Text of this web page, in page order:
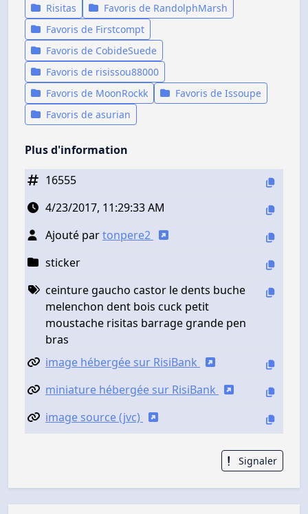
Risitas
Favoris de RandolphMarsh
Favoris de Firstcompt
Favoris de CobideSuede
Favoris de risissou88000
Favoris de MoonRockk
Favoris de Issoupe
Favoris de asurian
Plus d'information
16555
4/23/2017, 11:29:33 AM
Ajouté partonpere2
sticker
ceinture gaucho castor le dents buche
melenchon dent bois cuck petit
moustache risitas barrage grande pen
bras
image hébergée sur RisiBank
miniature hébergée sur RisiBank
image source (jvc)
Signaler